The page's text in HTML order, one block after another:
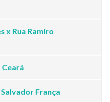
x Rua Ramiro
Ceará
França